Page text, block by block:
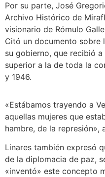
Por su parte, José
Archivo Histórico de
visionario de Rómulo
Citó un documento sobre
su gobierno, que recibió a
superior a la de toda la
y 1946.
«Estábamos trayendo a
aquellas mujeres que
hambre, de la represión»,
Linares también expresó
de la diplomacia de paz,
«inventó» este concepto